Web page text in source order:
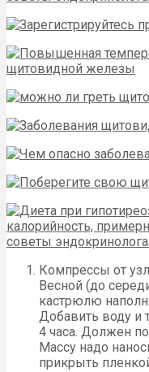
Компрессы от
Весной (до
кастрюлю
Добавить воду и
4 часа. Должен
Массу надо
прикрыть